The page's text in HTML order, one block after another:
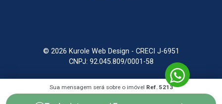
Sua mensagem será sobre o imóvel Ref. 5213
© 2026 Kurole Web Design - CRECI J-6951
CNPJ: 92.045.809/0001-58
KUROLE